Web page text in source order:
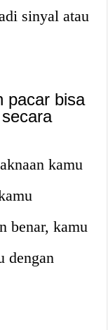
sinyal atau
pacar bisa
kamu
benar, kamu
dengan